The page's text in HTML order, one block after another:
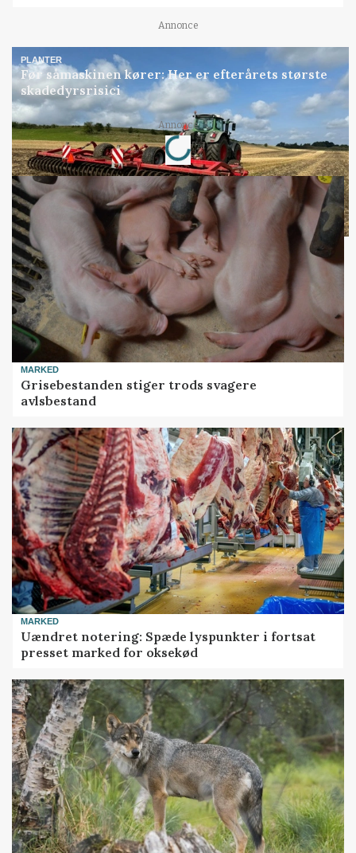
Annonce
PLANTER
Før såmaskinen kører: Her er efterårets største
skadedyrsrisici
Annonce
Loading...
MARKED
Grisebestanden stiger trods svagere
avlsbestand
MARKED
Uændret notering: Spæde lyspunkter i fortsat
presset marked for oksekød